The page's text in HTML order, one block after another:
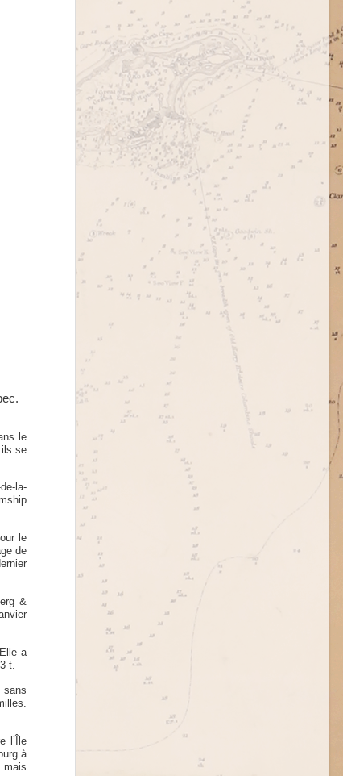
le
ils se
la-
le
de
&
a
t.
sans
l’Île
à
mais